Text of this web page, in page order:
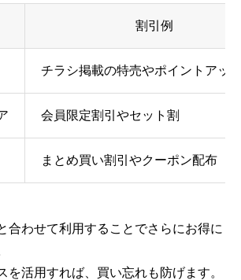
割引例
チラシ掲載の特売やポイントアッ
会員限定割引やセット割
まとめ買い割引やクーポン配布
合わせて利用することでさらにお得に
を活用すれば、買い忘れも防げます。